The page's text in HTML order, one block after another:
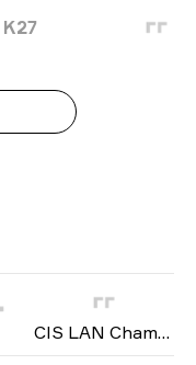
K27
CIS LAN Championship: Season 4 2026